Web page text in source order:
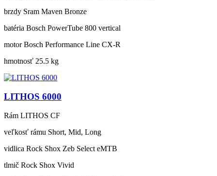
brzdy Sram Maven Bronze
batéria Bosch PowerTube 800 vertical
motor Bosch Performance Line CX-R
hmotnosť 25.5 kg
LITHOS 6000
Rám LITHOS CF
veľkosť rámu Short, Mid, Long
vidlica Rock Shox Zeb Select eMTB
tlmič Rock Shox Vivid